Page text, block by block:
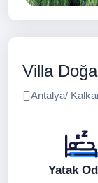
Villa
Antalya/
Yatak